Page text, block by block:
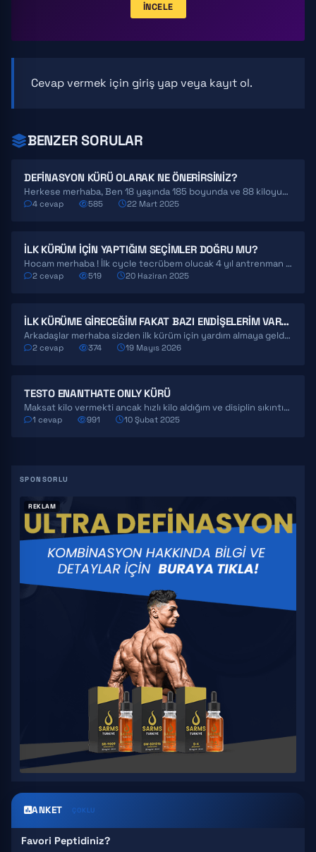
İNCELE
Cevap vermek için giriş yapveya kayıt ol.
BENZER SORULAR
DEFINASYON KÜRÜ OLARAK NE ÖNERIRSINIZ?
Herkese merhaba, Ben 18 yaşında 185 boyunda ve 88 kiloyum yağ oranım%20 civarında yaza kadar yağ…
4 cevap 585 22 Mart 2025
İLK KÜRÜM IÇIN YAPTIĞIM SEÇIMLER DOĞRU MU?
Hocam merhaba ! İlk cycle tecrübem olucak 4 yıl antrenman diyet geçmişim mevcut düşük yağ oranında…
2 cevap 519 20 Haziran 2025
İLK KÜRÜME GIRECEĞIM FAKAT BAZI ENDIŞELERIM VAR BANA YARDIMCI OLUR MUSUNUZ?
Arkadaşlar merhaba sizden ilk kürüm için yardım almaya geldim. Bu konuda neredeyse hiçbir fikrim yok diyebilirim…
2 cevap 374 19 Mayıs 2026
TESTO ENANTHATE ONLY KÜRÜ
Maksat kilo vermekti ancak hızlı kilo aldığım ve disiplin sıkıntısı yaşadığım için bikaç haftalık alıştırma sürecinden…
1 cevap 991 10 Şubat 2025
REKLAM
ANKET ÇOKLU
Favori Peptidiniz?